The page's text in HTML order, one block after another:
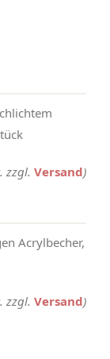
zzgl. Versand)
Acrylbecher,
zzgl. Versand)